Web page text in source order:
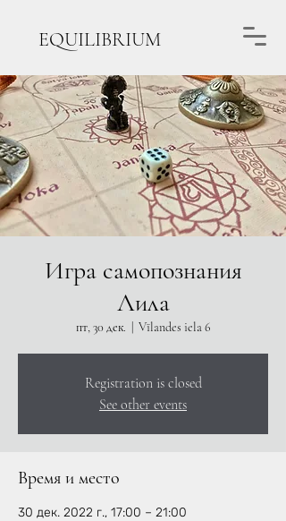
EQUILIBRIUM
Игра самопознания
Лила
пт, 30 дек. Vīlandes iela 6
Registration is closed
See other events
Время и место
30 дек. 2022 г., 17:00 – 21:00